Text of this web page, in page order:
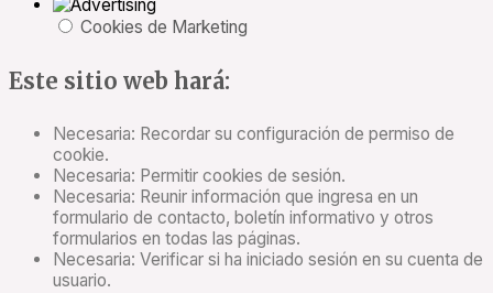
Cookies de Marketing
Este sitio web hará:
Necesaria: Recordar su configuración de permiso de
cookie.
Necesaria: Permitir cookies de sesión.
Necesaria: Reunir información que ingresa en un
formulario de contacto, boletín informativo y otros
formularios en todas las páginas.
Necesaria: Verificar si ha iniciado sesión en su cuenta de
usuario.